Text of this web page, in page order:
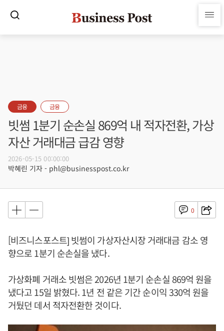
금융 금융
빗썸 1분기 순손실 869억 내 적자전환, 가상
자산 거래대금 급감 영향
2026-05-15 00:00:00
박혜린 기자 - phl@businesspost.co.kr
0
[비즈니스포스트] 빗썸이 가상자산시장 거래대금 감소 영
향으로 1분기 순손실을 냈다.
가상화폐 거래소 빗썸은 2026년 1분기 순손실 869억 원을
냈다고 15일 밝혔다. 1년 전 같은 기간 순이익 330억 원을
거뒀던 데서 적자전환한 것이다.